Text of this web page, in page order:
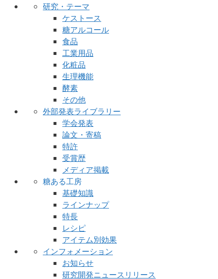
研究・テーマ
ケストース
糖アルコール
食品
工業用品
化粧品
生理機能
酵素
その他
外部発表ライブラリー
学会発表
論文・寄稿
特許
受賞歴
メディア掲載
糖ある工房
基礎知識
ラインナップ
特長
レシピ
アイテム別効果
インフォメーション
お知らせ
研究開発ニュースリリース